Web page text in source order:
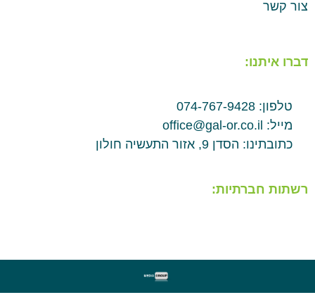
צור קשר
דברו איתנו:
טלפון: 074-767-9428
מייל: office@gal-or.co.il
כתובתינו: הסדן 9, אזור התעשיה חולון
רשתות חברתיות: